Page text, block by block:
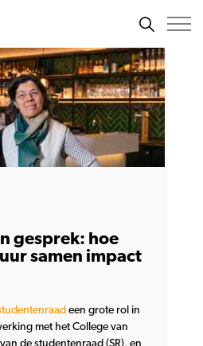
gesprek: hoe
samen impact
een grote rol in
met het College van
de studentenraad (SR), en